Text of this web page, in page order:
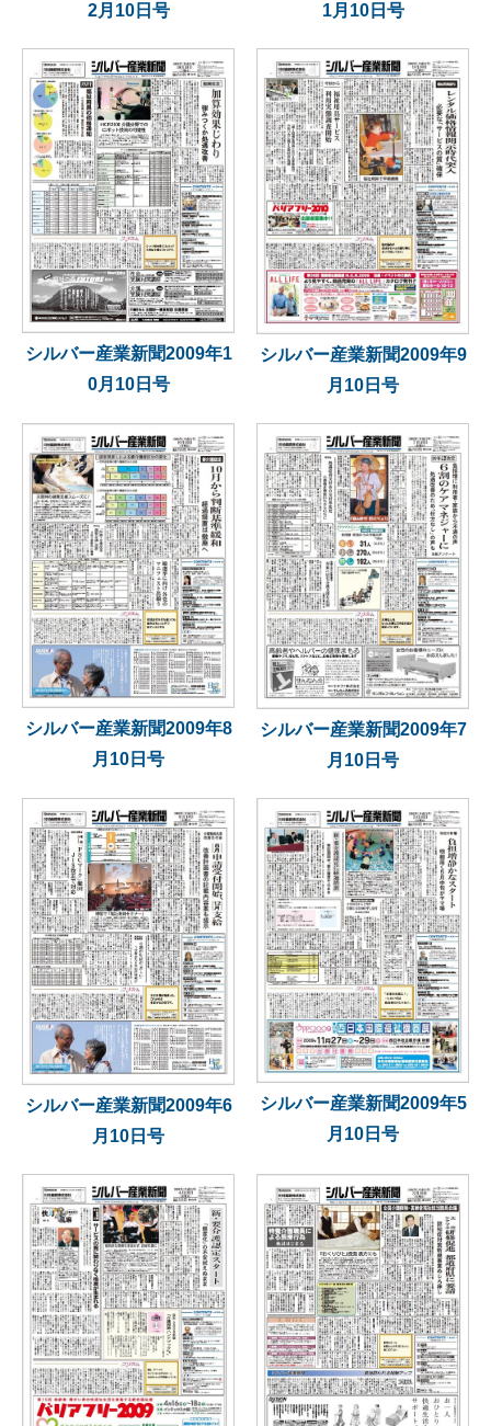
2月10日号
1月10日号
シルバー産業新聞2009年1
0月10日号
シルバー産業新聞2009年9
月10日号
シルバー産業新聞2009年8
月10日号
シルバー産業新聞2009年7
月10日号
シルバー産業新聞2009年6
月10日号
シルバー産業新聞2009年5
月10日号